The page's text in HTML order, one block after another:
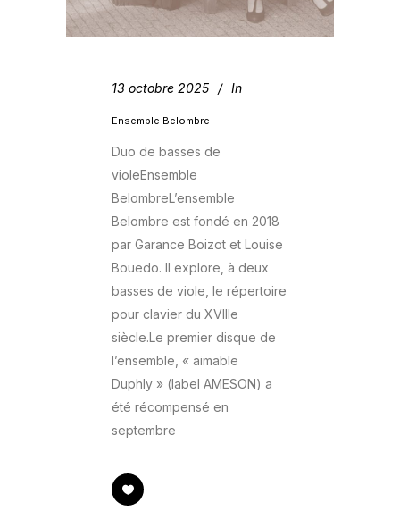
13 octobre 2025 In
Ensemble Belombre
Duo de basses de
violeEnsemble
BelombreL’ensemble
Belombre est fondé en 2018
par Garance Boizot et Louise
Bouedo. Il explore, à deux
basses de viole, le répertoire
pour clavier du XVIIIe
siècle.Le premier disque de
l’ensemble, « aimable
Duphly » (label AMESON) a
été récompensé en
septembre